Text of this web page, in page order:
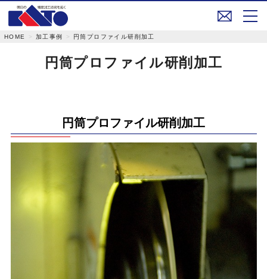
ル
合
わ
HOME 加工事例 円筒プロファイル研削加工
円筒プロファイル研削加工
円筒プロファイル研削加工